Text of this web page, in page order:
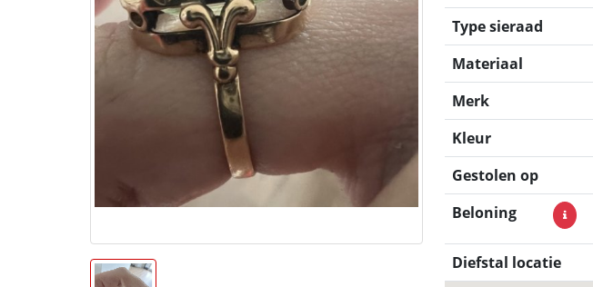
Type sieraad
Materiaal
Merk
Kleur
Gestolen op
Beloning
Diefstal locatie